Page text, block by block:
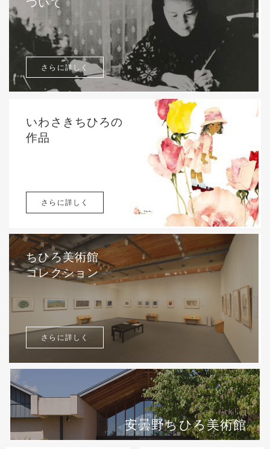
さらに詳しく
いわさきちひろの
作品
さらに詳しく
ちひろ美術館
コレクション
さらに詳しく
安曇野ちひろ美術館